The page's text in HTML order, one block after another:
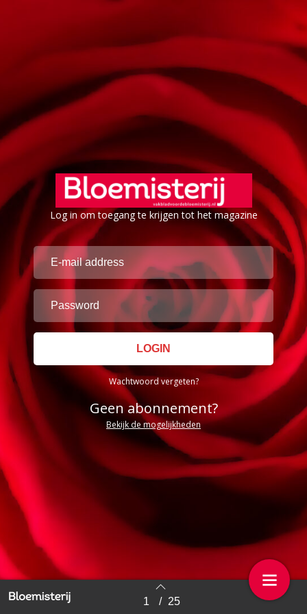
Log in om toegang te krijgen tot het magazine
Wachtwoord vergeten?
Geen abonnement?
Bekijk de mogelijkheden
Back to index 1 / 25